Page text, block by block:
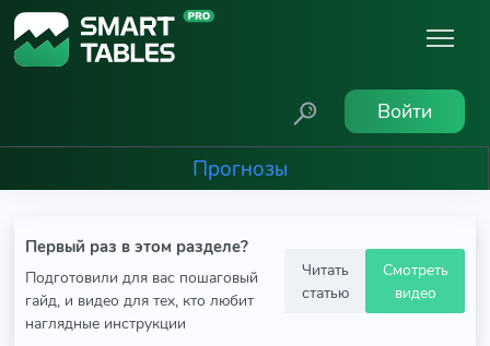
Войти
Прогнозы
Первый раз в этом разделе?
Подготовили для вас пошаговый
гайд, и видео для тех, кто любит
наглядные инструкции
Читать
статью
Смотреть
видео